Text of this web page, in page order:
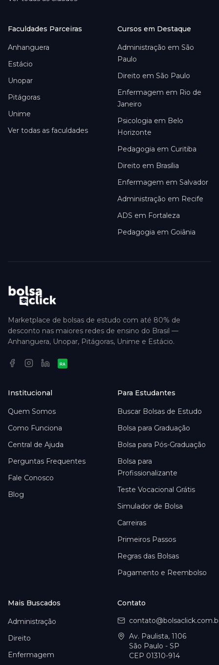
Faculdades Parceiras
Anhanguera
Estácio
Unopar
Pitágoras
Unime
Ver todas as faculdades
Cursos em Destaque
Administração em São
Paulo
Direito em São Paulo
Enfermagem em Rio de
Janeiro
Psicologia em Belo
Horizonte
Pedagogia em Curitiba
Direito em Brasília
Enfermagem em Salvador
Administração em Recife
ADS em Fortaleza
Pedagogia em Goiânia
Marketplace de bolsas de estudo com até 80% de
desconto nas maiores redes de ensino do Brasil —
Anhanguera, Unopar, Pitágoras, Unime e Estácio.
RA
Institucional
Quem Somos
Como Funciona
Central de Ajuda
Perguntas Frequentes
Fale Conosco
Blog
Para Estudantes
Buscar Bolsas de Estudo
Bolsa para Graduação
Bolsa para Pós-Graduação
Bolsa para
Profissionalizante
Teste Vocacional Grátis
Simulador de Bolsa
Carreiras
Primeiros Passos
Regras das Bolsas
Pagamento e Reembolso
Mais Buscados
Administração
Direito
Enfermagem
Contato
Av. Paulista, 1106
São Paulo - SP
CEP 01310-914